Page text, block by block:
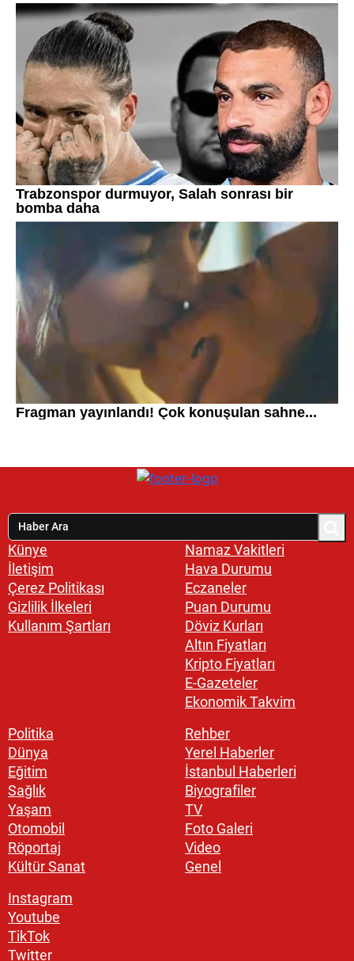
Künye
İletişim
Çerez Politikası
Gizlilik İlkeleri
Kullanım Şartları
Namaz Vakitleri
Hava Durumu
Eczaneler
Puan Durumu
Döviz Kurları
Altın Fiyatları
Kripto Fiyatları
E-Gazeteler
Ekonomik Takvim
Politika
Dünya
Eğitim
Sağlık
Yaşam
Otomobil
Röportaj
Kültür Sanat
Rehber
Yerel Haberler
İstanbul Haberleri
Biyografiler
TV
Foto Galeri
Video
Genel
Instagram
Youtube
TikTok
Twitter